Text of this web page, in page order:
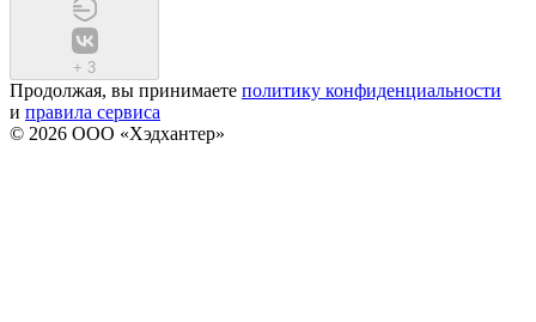
+ 3
Продолжая, вы принимаете политику конфиденциальности
и правила сервиса
© 2026 ООО «Хэдхантер»